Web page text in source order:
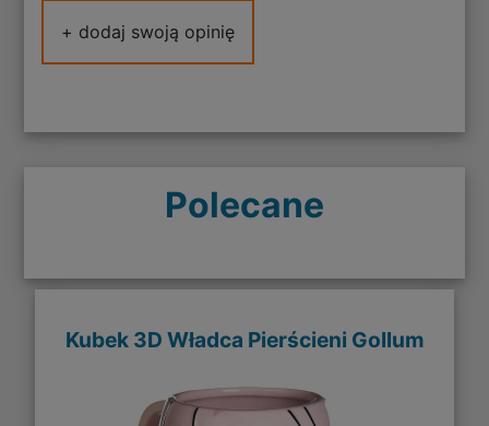
+ dodaj swoją opinię
Polecane
Kubek 3D Władca Pierścieni Gollum